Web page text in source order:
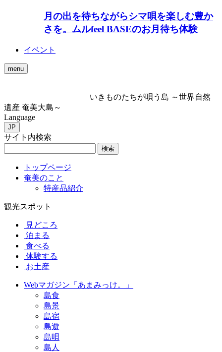
月の出を待ちながらシマ唄を楽しむ豊か
さを。ムルfeel BASEのお月待ち体験
イベント
menu
いきものたちが唄う島 ～世界自然
遺産 奄美大島～
Language
JP
サイト内検索
検索
トップページ
奄美のこと
特産品紹介
観光スポット
見どころ
泊まる
食べる
体験する
お土産
Webマガジン「あまみっけ。」
島食
島景
島宿
島遊
島唄
島人